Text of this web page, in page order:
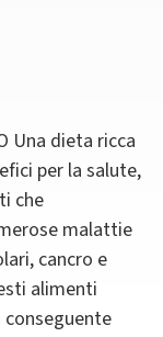
Una dieta ricca
per la salute,
che
malattie
cancro e
alimenti